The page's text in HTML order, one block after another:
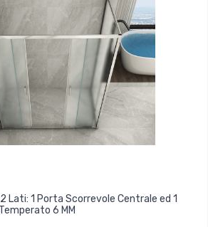
Lati: 1 Porta Scorrevole Centrale ed 1
6 MM